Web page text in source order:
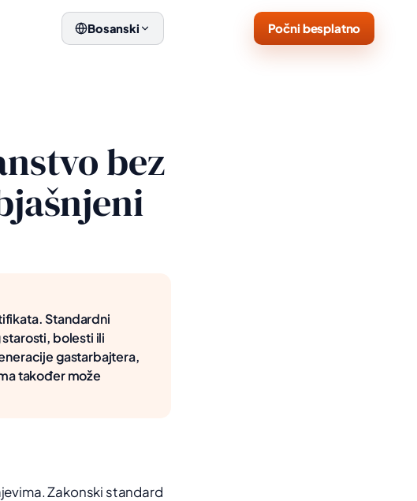
Bosanski Počni besplatno
bez
Standardni
starosti, bolesti ili
gastarbajtera,
također može
Zakonski standard